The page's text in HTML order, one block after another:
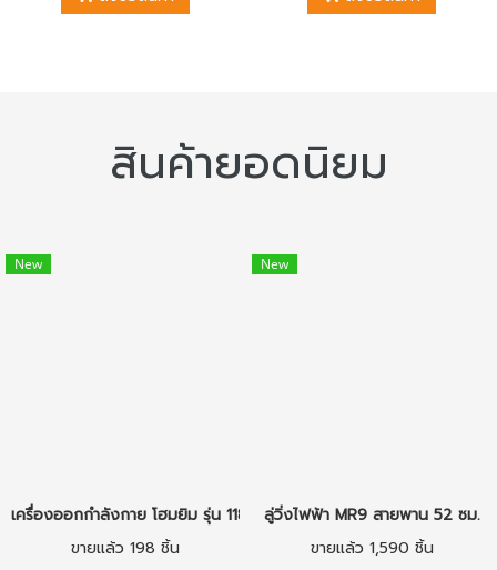
สินค้ายอดนิยม
New
เครื่องออกกำลังกาย โฮมยิม รุ่น 1187
ขายแล้ว 198 ชิ้น
New
ลู่วิ่งไฟฟ้า MR9 สายพาน 52 ซม.
ขายแล้ว 1,590 ชิ้น